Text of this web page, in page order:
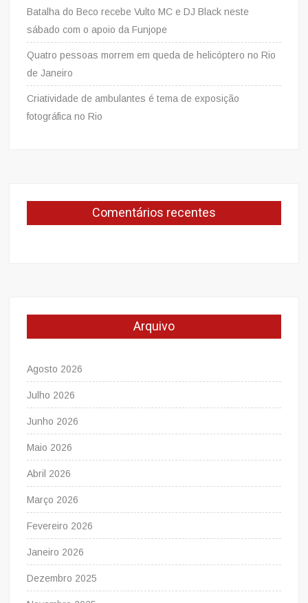
Batalha do Beco recebe Vulto MC e DJ Black neste
sábado com o apoio da Funjope
Quatro pessoas morrem em queda de helicóptero no Rio
de Janeiro
Criatividade de ambulantes é tema de exposição
fotográfica no Rio
Comentários recentes
Arquivo
Agosto 2026
Julho 2026
Junho 2026
Maio 2026
Abril 2026
Março 2026
Fevereiro 2026
Janeiro 2026
Dezembro 2025